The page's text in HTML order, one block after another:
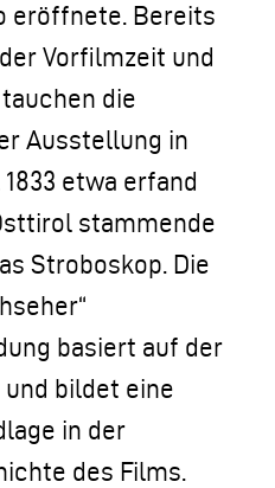
eröffnete. Bereits
Vorfilmzeit und
die
Ausstellung in
etwa erfand
stammende
Stroboskop. Die
basiert auf der
und bildet eine
in der
des Films.